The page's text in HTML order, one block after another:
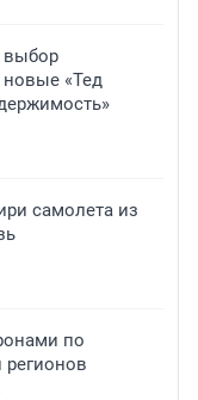
выбор
новые «Тед
самолета из
по
регионов